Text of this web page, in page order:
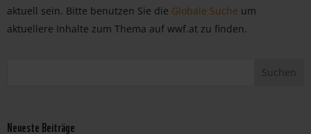
aktuell sein. Bitte benutzen Sie die Globale Suche um
aktuellere Inhalte zum Thema auf wwf.at zu finden.
Neueste Beiträge